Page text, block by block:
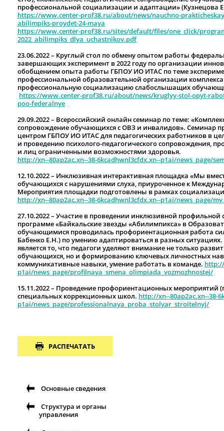
профессиональной социализации и адаптации» (Кузнецова
https://www.center-prof38.ru/about/news/nauchno-
abilimpiks-proydet-24-maya
https://www.center-prof38.ru/sites/default/files/one_click/
2022_abilimpiks_dlya_uchastnikov.pdf
23.06.2022 – Круглый стол по обмену опытом работы
завершающих эксперимент в 2022 году по организации
обобщением опыта работы ГБПОУ ИО ИТАС по теме
профессиональной образовательной организации
профессиональную социализацию слабослышащих
https://www.center-prof38.ru/about/news/kruglyy-stol-opyt-
poo-federalnye
29.09.2022 – Всероссийский онлайн семинар по теме:
сопровождение обучающихся с ОВЗ и инвалидов». Семинар
центром ГБПОУ ИО ИТАС для педагогических работников в
и проведению психолого-педагогического сопровождения,
и лиц ограниченными возможностями здоровья.
http://xn--80ap2ac.xn--38-6kcadhwnl3cfdx.xn--p1ai/news_page/
12.10.2022 – Инклюзивная интерактивная площадка «Мы
обучающихся с нарушениями слуха, приуроченное к
Мероприятия площадки подготовлены в рамках
http://xn--80ap2ac.xn--38-6kcadhwnl3cfdx.xn--p1ai/news_page/
27.10.2022 – Участие в проведении инклюзивной
программе «Байкальские звезды «Абилимпикса» в
обучающимися проводилась профориентационная работа
Бабенко Е.Н.) по умению адаптироваться в разных
является то, что педагоги уделяют внимание не только
обучающихся, но и формированию ключевых личностных
коммуникативные навыки, умение работать в команде.
p1ai/news_page/profilnaya_smena_olimpiada_vozmozhnostej/
15.11.2022 – Проведение профориентационных мероприятий
специальных коррекционных школ. http://xn--80ap2ac.xn--38-
p1ai/news_page/professionalnaya_proba_stolyar_stroitelnyj/
РАСПЕЧАТАТЬ
Основные сведения
Структура и органы
управления